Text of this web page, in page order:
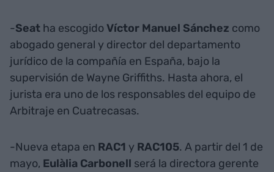
-Seat ha escogido Víctor Manuel Sánchez como
abogado general y director del departamento
jurídico de la compañía en España, bajo la
supervisión de Wayne Griffiths. Hasta ahora, el
jurista era uno de los responsables del equipo de
Arbitraje en Cuatrecasas.
-Nueva etapa en RAC1 y RAC105. A partir del 1 de
mayo, Eulàlia Carbonell será la directora gerente